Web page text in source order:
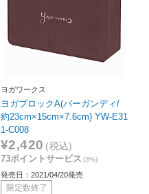
ヨガワークス
ヨガブロックA(バーガンディ/
約23cm×15cm×7.6cm) YW-E31
1-C008
¥2,420 (税込)
73ポイントサービス (3%)
発売日：2021/04/20発売
限定数終了